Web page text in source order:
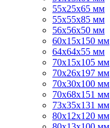
55х25х65 мм
55х55х85 мм
56х56х50 мм
60х15х150 мм
64х64х55 мм
70х15х105 мм
70х26х197 мм
70х30х100 мм
70х68х151 мм
73х35х131 мм
80х12х120 мм